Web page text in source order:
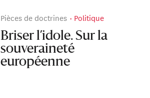
Pièces de doctrines Politique
Briser l’idole. Sur la
souveraineté
européenne